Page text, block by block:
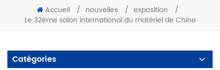
Accueil / nouvelles / exposition
/
Le 32ème salon international du matériel de Chine
Catégories